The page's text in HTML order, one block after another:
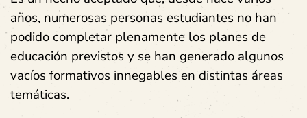
años, numerosas personas estudiantes no han
podido completar plenamente los planes de
educación previstos y se han generado algunos
vacíos formativos innegables en distintas áreas
temáticas.